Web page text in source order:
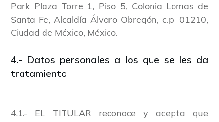
Park Plaza Torre 1, Piso 5, Colonia Lomas de
Santa Fe, Alcaldía Álvaro Obregón, c.p. 01210,
Ciudad de México, México.
4.- Datos personales a los que se les da
tratamiento
4.1.- EL TITULAR reconoce y acepta que